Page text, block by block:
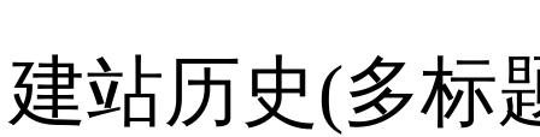
建站历史(多标